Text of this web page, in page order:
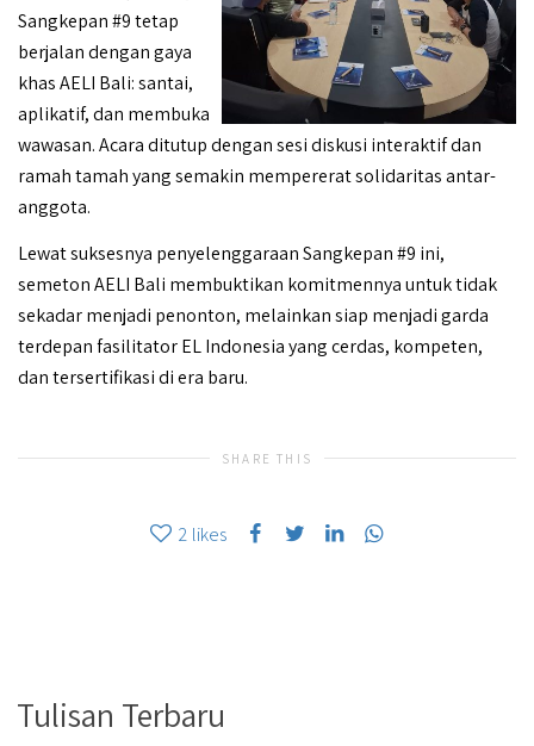
Sangkepan #9 tetap
berjalan dengan gaya
khas AELI Bali: santai,
aplikatif, dan membuka
wawasan. Acara ditutup dengan sesi diskusi interaktif dan
ramah tamah yang semakin mempererat solidaritas antar-
anggota.
Lewat suksesnya penyelenggaraan Sangkepan #9 ini,
semeton AELI Bali membuktikan komitmennya untuk tidak
sekadar menjadi penonton, melainkan siap menjadi garda
terdepan fasilitator EL Indonesia yang cerdas, kompeten,
dan tersertifikasi di era baru.
SHARE THIS
2 likes
Tulisan Terbaru